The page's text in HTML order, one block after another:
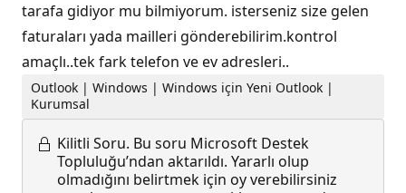
tarafa gidiyor mu bilmiyorum. isterseniz size gelen
faturaları yada mailleri gönderebilirim.kontrol
amaçlı..tek fark telefon ve ev adresleri..
Outlook | Windows | Windows için Yeni Outlook |
Kurumsal
Kilitli Soru. Bu soru Microsoft Destek
Topluluğu’ndan aktarıldı. Yararlı olup
olmadığını belirtmek için oy verebilirsiniz